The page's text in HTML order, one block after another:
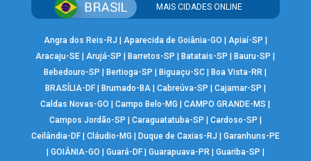
MAIS CIDADES ONLINE
Angra dos Reis-RJ Aparecida de Goiânia-GO Apiaí-SP
Aracaju-SE |Arujá-SP Barretos-SP Batatais-SP Bauru-SP
Bebedouro-SP
Bertioga-SP Biguaçu-SC Boa Vista-RR
BRASÍLIA-DF| Brumado-BA| Cabreúva-SP Cajamar-SP
Caldas Novas-GO
|Campo Belo-MG |CAMPO GRANDE-MS
Campos Jordão-SP
Caraguatatuba-SP Cardoso-SP
Ceilândia-DF| Cláudio-MG Duque de Caxias-RJ
Garanhuns-PE
GOIÂNIA-GO Guará-DF| Guarapuava-PR| Guariba-SP